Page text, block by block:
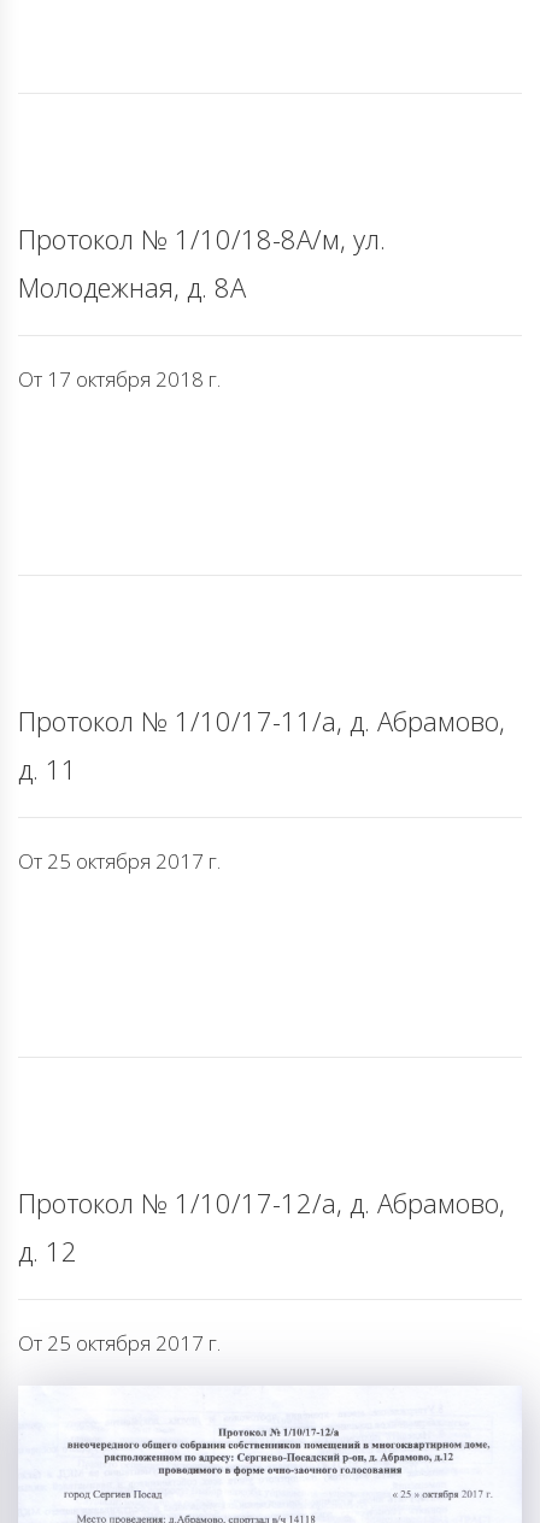
Протокол № 1/10/18-8А/м, ул.
Молодежная, д. 8А
От 17 октября 2018 г.
Протокол № 1/10/17-11/а, д. Абрамово,
д. 11
От 25 октября 2017 г.
Протокол № 1/10/17-12/а, д. Абрамово,
д. 12
От 25 октября 2017 г.